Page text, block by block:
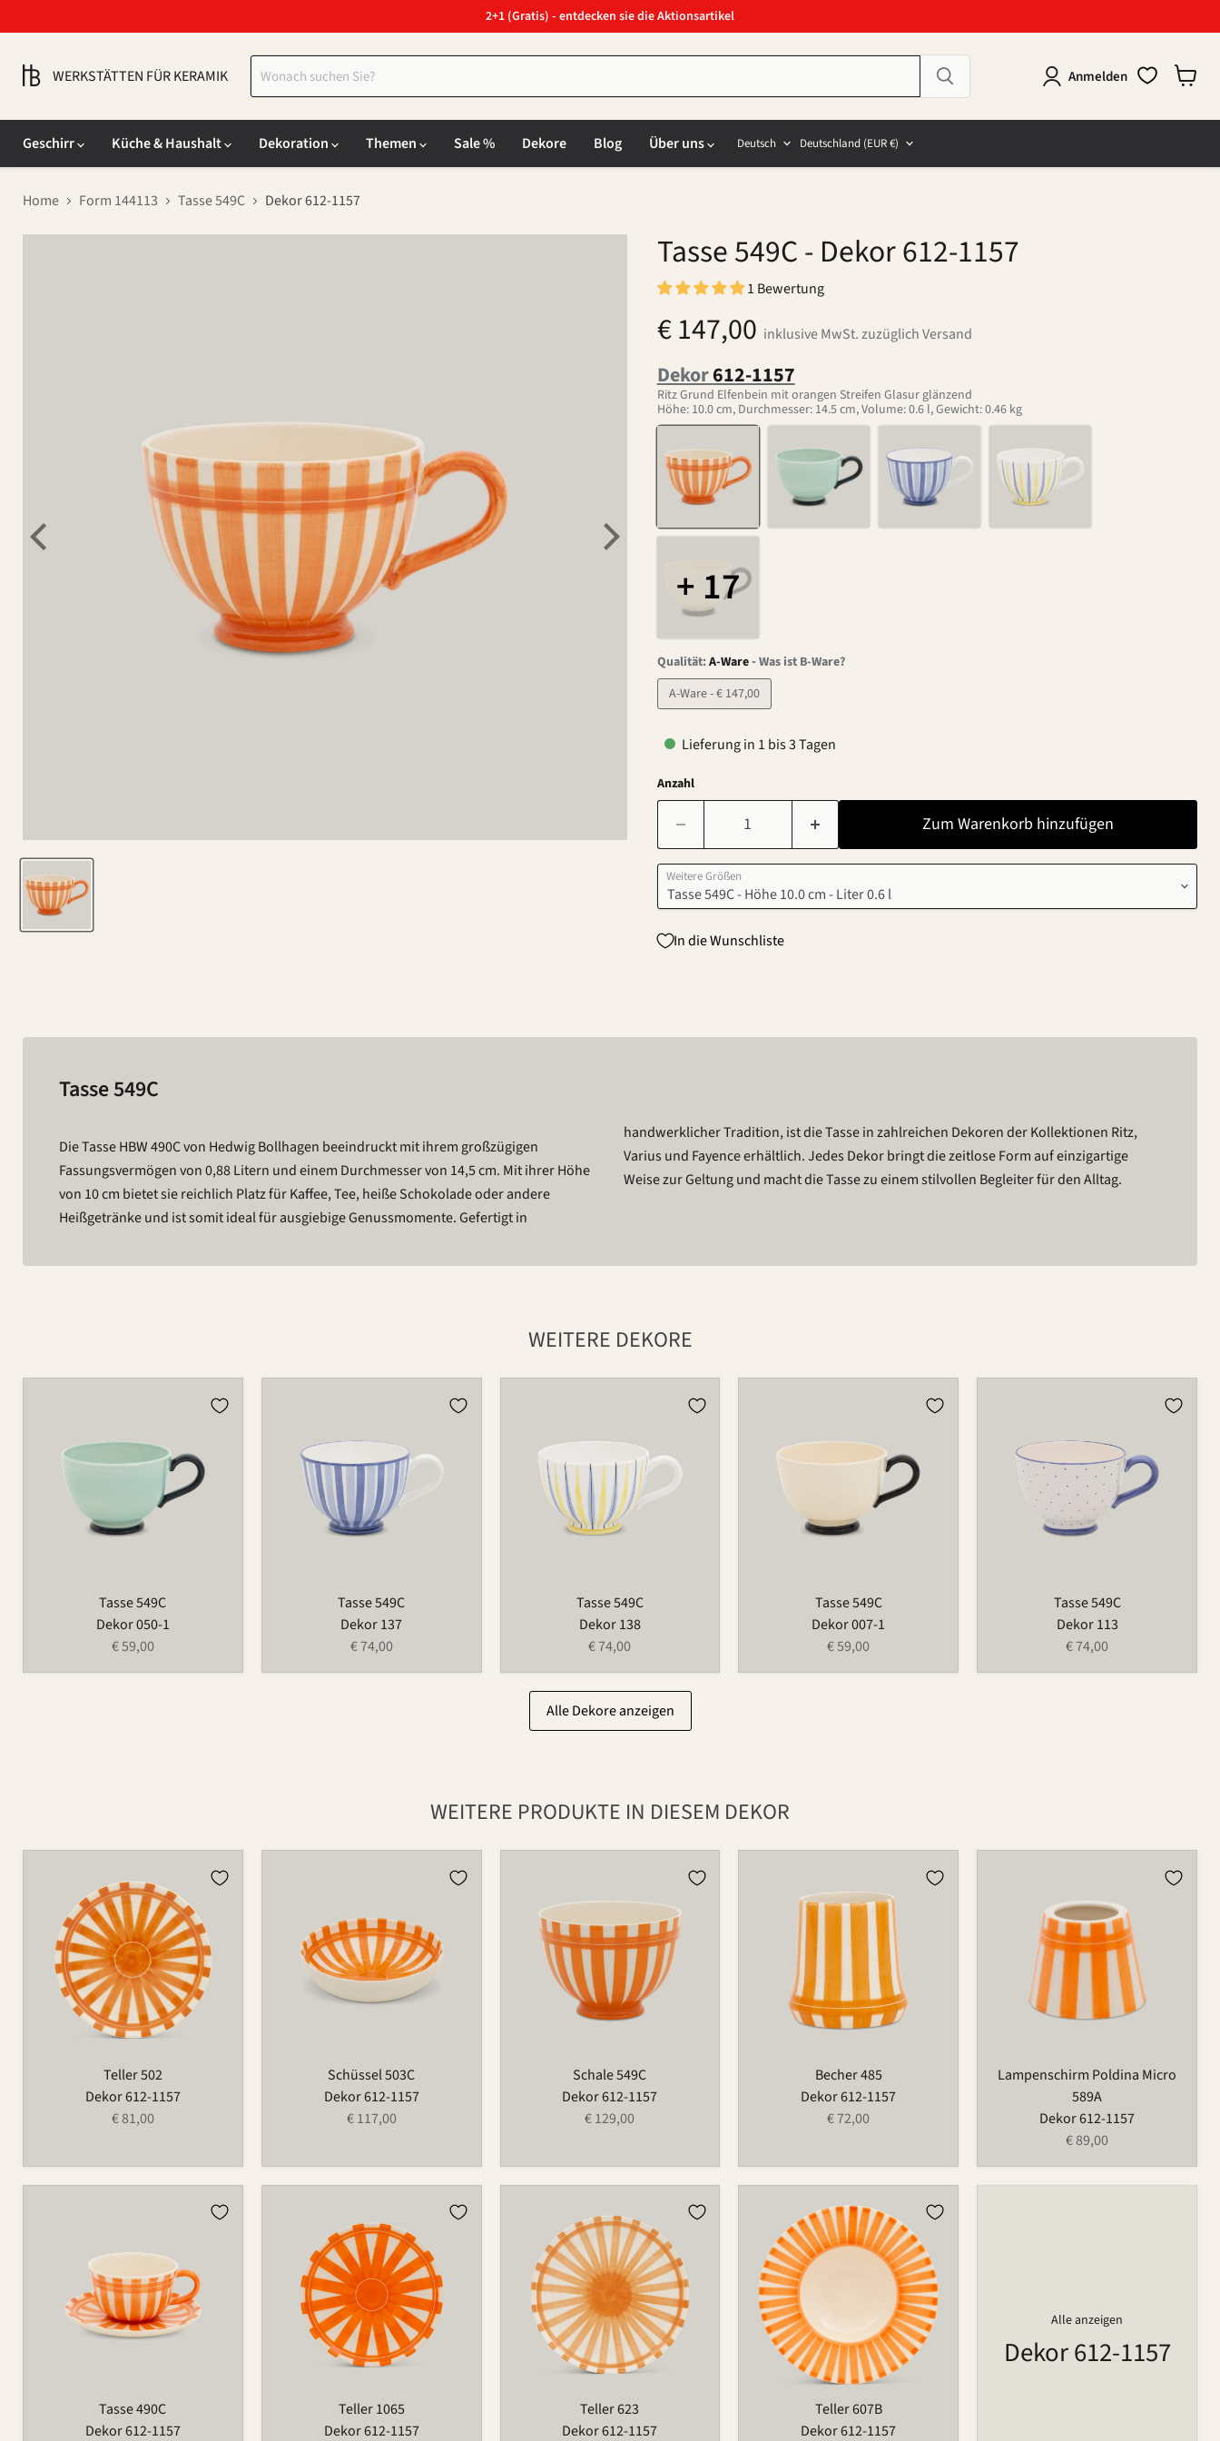
2+1 (Gratis) - entdecken sie die Aktionsartikel
WERKSTÄTTEN FÜR KERAMIK Anmelden
Geschirr
Küche & Haushalt Dekoration Themen Sale % Dekore Blog Über uns Sprache
Deutsch Land
Deutschland (EUR €)
Home Form 144113 Tasse 549C Dekor 612-1157
Tasse 549C- Dekor 612-1157
1 Bewertung
€ 147,00 inklusive MwSt. zuzüglich Versand
Dekor612-1157
Ritz Grund Elfenbein mit orangen Streifen Glasur glänzend
Höhe: 10.0 cm, Durchmesser: 14.5 cm, Volume: 0.6 l, Gewicht: 0.46 kg
+ 17
Qualität:A-Ware-Was ist B-Ware?
A-Ware - € 147,00
Lieferung in 1 bis 3 Tagen
Anzahl
Zum Warenkorb hinzufügen
Weitere Größen
In die Wunschliste
Tasse 549C
Die Tasse HBW 490C von Hedwig Bollhagen beeindruckt mit ihrem großzügigen
Fassungsvermögen von 0,88 Litern und einem Durchmesser von 14,5 cm. Mit ihrer Höhe
von 10 cm bietet sie reichlich Platz für Kaffee, Tee, heiße Schokolade oder andere
Heißgetränke und ist somit ideal für ausgiebige Genussmomente. Gefertigt in
handwerklicher Tradition, ist die Tasse in zahlreichen Dekoren der Kollektionen Ritz,
Varius und Fayence erhältlich. Jedes Dekor bringt die zeitlose Form auf einzigartige
Weise zur Geltung und macht die Tasse zu einem stilvollen Begleiter für den Alltag.
WEITERE DEKORE
Tasse 549C
Dekor 050-1
€ 59,00
Tasse 549C
Dekor 137
€ 74,00
Tasse 549C
Dekor 138
€ 74,00
Tasse 549C
Dekor 007-1
€ 59,00
Tasse 549C
Dekor 113
€ 74,00
Alle Dekore anzeigen
WEITERE PRODUKTE IN DIESEM DEKOR
Teller 502
Dekor 612-1157
€ 81,00
Schüssel 503C
Dekor 612-1157
€ 117,00
Schale 549C
Dekor 612-1157
€ 129,00
Becher 485
Dekor 612-1157
€ 72,00
Lampenschirm Poldina Micro
589A
Dekor 612-1157
€ 89,00
Tasse 490C
Dekor 612-1157
Teller 1065
Dekor 612-1157
Teller 623
Dekor 612-1157
Teller 607B
Dekor 612-1157
Alle anzeigen
Dekor 612-1157